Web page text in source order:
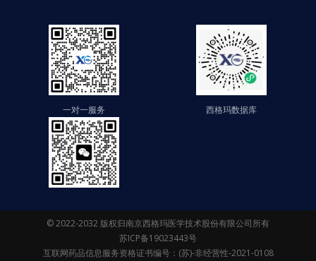
一对一服务 西格玛数据库
© 2022-2032 版权归南京西格玛医学技术股份有限公司所有
苏ICP备19023443号
互联网药品信息服务资格证书编号：(苏)-非经营性-2021-0108